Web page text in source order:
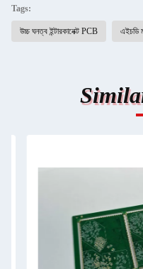
Tags:
উচ্চ ঘনত্ব ইন্টারকানেক্ট PCB এইচডি